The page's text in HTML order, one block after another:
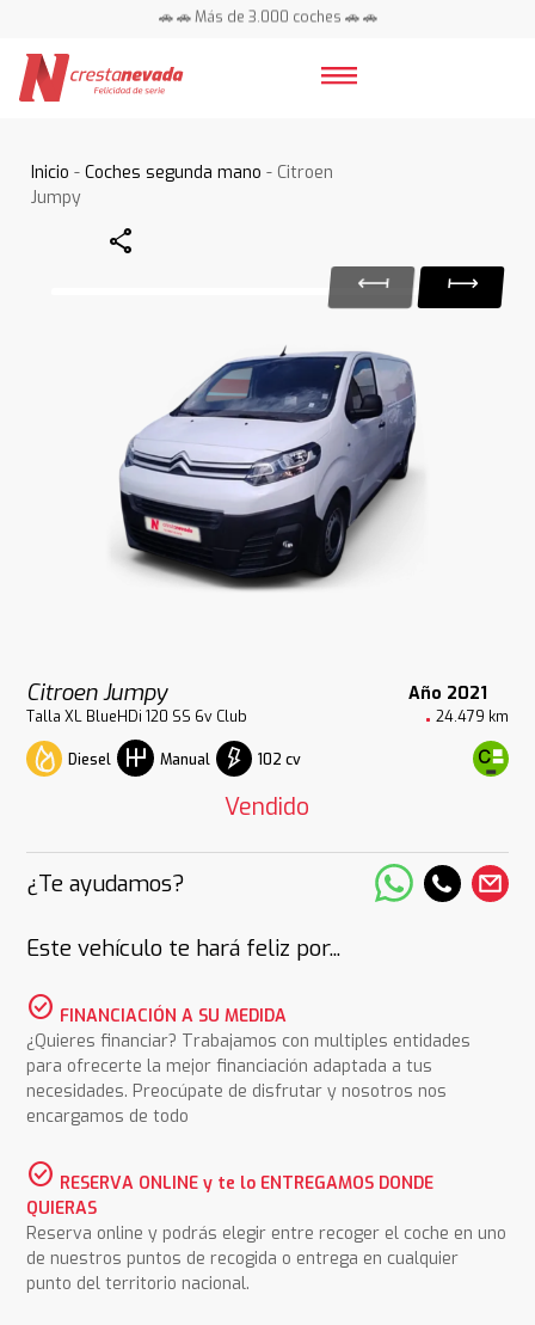
🚗 🚗 Más de 3.000 coches 🚗 🚗
Inicio -Coches segunda mano - Citroen
Jumpy
Share
Citroen Jumpy Año 2021
Talla XL BlueHDi 120 SS 6v Club 24.479 km
Diesel Manual 102 cv
Vendido
¿Te ayudamos?
Este vehículo te hará feliz por...
check_circle FINANCIACIÓN A SU MEDIDA
¿Quieres financiar? Trabajamos con multiples entidades
para ofrecerte la mejor financiación adaptada a tus
necesidades. Preocúpate de disfrutar y nosotros nos
encargamos de todo
check_circle RESERVA ONLINE y te lo ENTREGAMOS DONDE
QUIERAS
Reserva online y podrás elegir entre recoger el coche en uno
de nuestros puntos de recogida o entrega en cualquier
punto del territorio nacional.